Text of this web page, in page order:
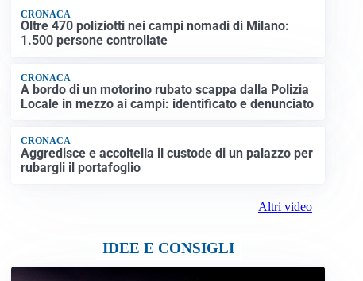
CRONACA
Oltre 470 poliziotti nei campi nomadi di Milano:
1.500 persone controllate
CRONACA
A bordo di un motorino rubato scappa dalla Polizia
Locale in mezzo ai campi: identificato e denunciato
CRONACA
Aggredisce e accoltella il custode di un palazzo per
rubargli il portafoglio
Altri video
IDEE E CONSIGLI